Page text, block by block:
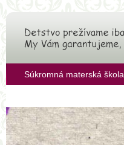
Súkromná materská škola